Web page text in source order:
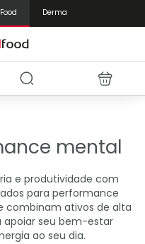
Food Derma
mental
e produtividade com
para performance
combinam ativos de alta
apoiar seu bem-estar
ao seu dia.